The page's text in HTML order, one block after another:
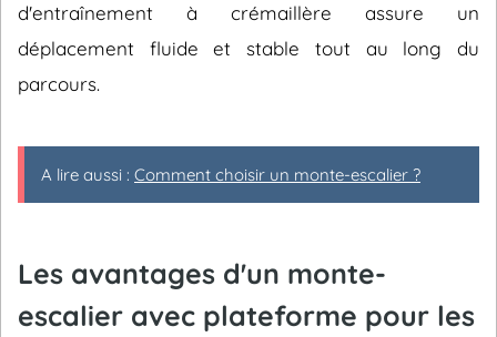
d'entraînement à crémaillère assure un
déplacement fluide et stable tout au long du
parcours.
A lire aussi : Comment choisir un monte-escalier ?
Les avantages d'un monte-
escalier avec plateforme pour les